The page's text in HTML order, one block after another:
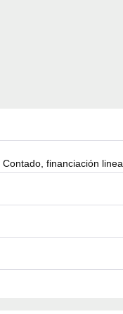
Contado, financiación